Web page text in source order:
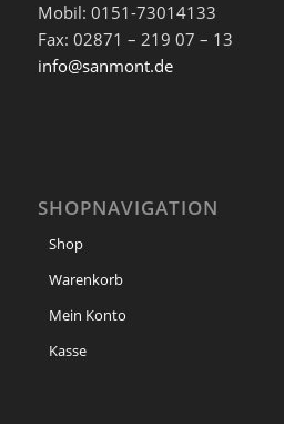
Mobil: 0151-73014133
Fax: 02871 – 219 07 – 13
info@sanmont.de
SHOPNAVIGATION
Shop
Warenkorb
Mein Konto
Kasse